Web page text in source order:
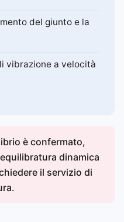
del giunto e la
vibrazione a velocità
è confermato,
dinamica
il servizio di